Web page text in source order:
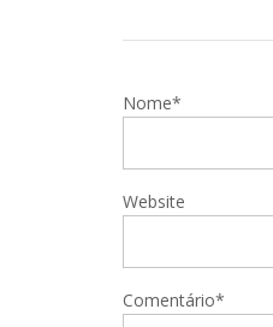
Nome*
Website
Comentário*